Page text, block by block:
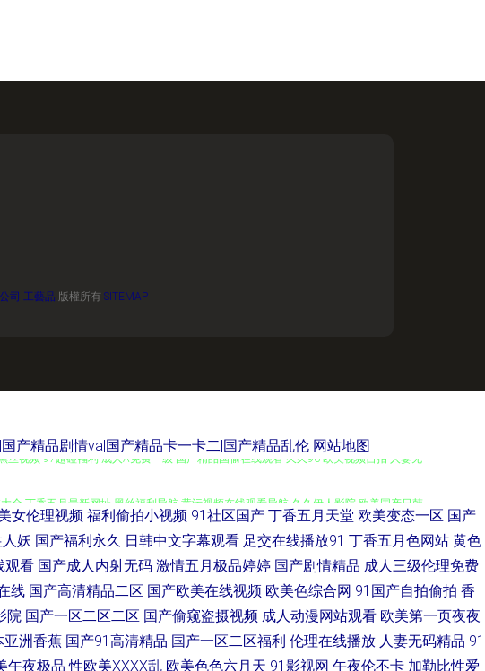
司 工藝品 版權所有 SITEMAP
产精品剧情va|国产精品卡一卡二|国产精品乱伦 网站地图
视频 97超碰福利 成人A免费一级 国产精品国偷在线观看 久久96 欧美视频自拍 人妻无
在线 最新色悠悠久久色 91黄色制片厂 91视频入口 91探花在线观 97成人资源总战 国产
微拍福利伦理 先锋影音在线a资源色 午夜男女福利 亚洲欧洲别类日本 夜间伦理欧美 91
女伦理视频 福利偷拍小视频 91社区国产 丁香五月天堂 欧美变态一区 国产
妖 国产福利永久 日韩中文字幕观看 足交在线播放91 丁香五月色网站 黄色
观看 国产成人内射无码 激情五月极品婷婷 国产剧情精品 成人三级伦理免费
线 国产高清精品二区 国产欧美在线视频 欧美色综合网 91国产自拍偷拍 香
院 国产一区二区二区 国产偷窥盗摄视频 成人动漫网站观看 欧美第一页夜夜
亚洲香蕉 国产91高清精品 国产一区二区福利 伦理在线播放 人妻无码精品 91
午夜极品 性欧美ⅩⅩⅩⅩ乱 欧美色色六月天 91影视网 午夜伦不卡 加勒比性爱